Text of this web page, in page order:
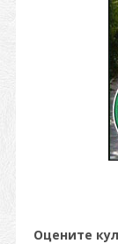
Оцените